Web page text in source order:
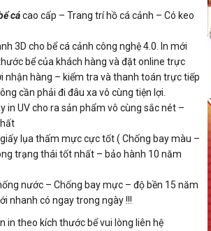
cácao cấp – Trang trí hồ cá cảnh – Có keo
3D cho bể cá cảnh công nghệ 4.0. In mới
bể của khách hàng và đặt online trực
nhận hàng – kiểm tra và thanh toán trực tiếp
cần phải đi đâu xa vô cùng tiện lợi.
in UV cho ra sản phẩm vô cùng sắc nét –
lụa thấm mực cực tốt ( Chống bay màu –
trạng thái tốt nhất – bảo hành 10 năm
nước – Chống bay mực – độ bền 15 năm
nhanh có ngay trong ngày !!!
in theo kích thước bể vui lòng liên hệ